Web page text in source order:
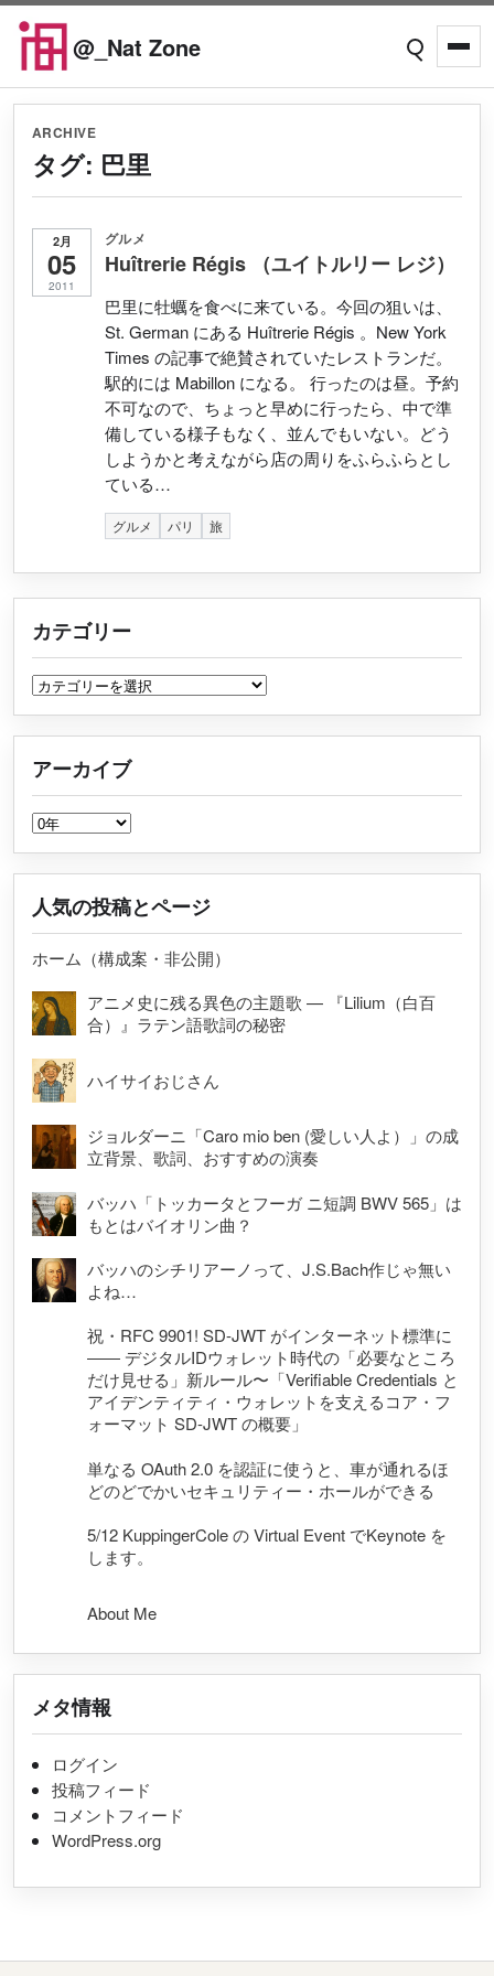
Skip to content
@_Nat Zone Open search
ARCHIVE
タグ: 巴里
2月
05
2011
グルメ
Huîtrerie Régis （ユイトルリー レジ）
巴里に牡蠣を食べに来ている。今回の狙いは、
St. German にある Huîtrerie Régis 。New York
Times の記事で絶賛されていたレストランだ。
駅的には Mabillon になる。 行ったのは昼。予約
不可なので、ちょっと早めに行ったら、中で準
備している様子もなく、並んでもいない。どう
しようかと考えながら店の周りをふらふらとし
ている…
グルメ パリ 旅
カテゴリー
カテゴリー
アーカイブ
アーカイブ
人気の投稿とページ
ホーム（構成案・非公開）
アニメ史に残る異色の主題歌 — 『Lilium（白百
合）』ラテン語歌詞の秘密
ハイサイおじさん
ジョルダーニ「Caro mio ben (愛しい人よ）」の成
立背景、歌詞、おすすめの演奏
バッハ「トッカータとフーガ ニ短調 BWV 565」は
もとはバイオリン曲？
バッハのシチリアーノって、J.S.Bach作じゃ無い
よね…
祝・RFC 9901! SD-JWT がインターネット標準に
―― デジタルIDウォレット時代の「必要なところ
だけ見せる」新ルール〜「Verifiable Credentials と
アイデンティティ・ウォレットを支えるコア・フ
ォーマット SD-JWT の概要」
単なる OAuth 2.0 を認証に使うと、車が通れるほ
どのどでかいセキュリティー・ホールができる
5/12 KuppingerCole の Virtual Event でKeynote を
します。
About Me
メタ情報
ログイン
投稿フィード
コメントフィード
WordPress.org